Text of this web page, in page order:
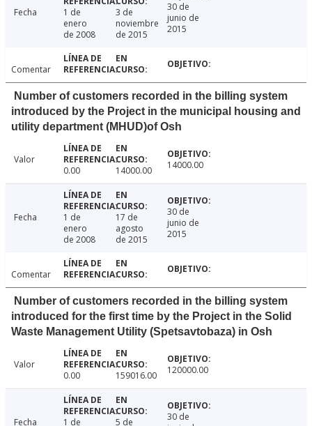
Fecha
1 de
enero
de 2008
3 de
noviembre
de 2015
30 de
junio de
2015
Comentar
Number of customers recorded in the billing system
introduced by the Project in the municipal housing and
utility department (MHUD)of Osh
Valor
0.00
14000.00 14000.00
Fecha
1 de
enero
de 2008
17 de
agosto
de 2015
30 de
junio de
2015
Comentar
Number of customers recorded in the billing system
introduced for the first time by the Project in the Solid
Waste Management Utility (Spetsavtobaza) in Osh
Valor
0.00
159016.00 120000.00
Fecha 1 de 5 de
30 de